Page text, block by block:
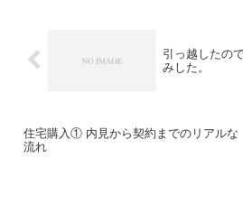
引っ越したの
みした。
住宅購入① 内見から契約までのリアルな
流れ